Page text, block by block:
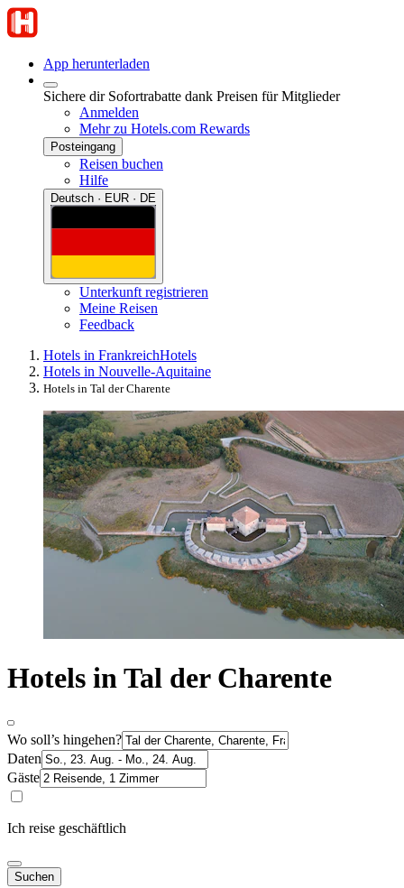
App herunterladen
Sichere dir Sofortrabatte dank Preisen für Mitglieder
Anmelden
Mehr zu Hotels.com Rewards
Posteingang
Reisen buchen
Hilfe
Deutsch · EUR · DE
Unterkunft registrieren
Meine Reisen
Feedback
Hotels in FrankreichHotels
Hotels in Nouvelle-Aquitaine
Hotels in Tal der Charente
Hotels in Tal der Charente
Wo soll’s hingehen?
Daten
Gäste
Ich reise geschäftlich
Suchen